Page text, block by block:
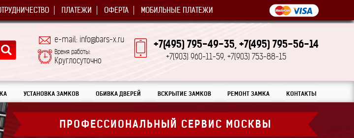
ПЛАТЕЖИ ОФЕРТА МОБИЛЬНЫЕ ПЛАТЕЖИ
e-mail: info@bars-x.ru
Время работы:
Круглосуточно
+7(495) 795-49-35, +7(495) 795-56-14
+7(903) 960-11-59, +7(903) 753-88-15
УСТАНОВКА ЗАМКОВ ОБИВКА ДВЕРЕЙ ВСКРЫТИЕ ЗАМКОВ РЕМОНТ ЗАМКА КОНТАКТЫ
ПРОФЕССИОНАЛЬНЫЙ СЕРВИС МОСКВЫ